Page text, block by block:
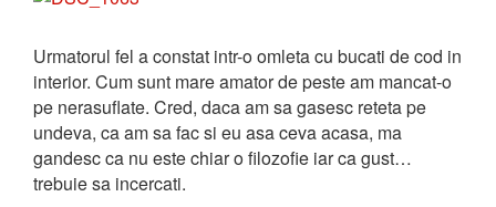
Urmatorul fel a constat intr-o omleta cu bucati de cod in
interior. Cum sunt mare amator de peste am mancat-o
pe nerasuflate. Cred, daca am sa gasesc reteta pe
undeva, ca am sa fac si eu asa ceva acasa, ma
gandesc ca nu este chiar o filozofie iar ca gust…
trebuie sa incercati.